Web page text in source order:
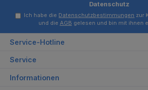
Datenschutz
Ich habe die Datenschutzbestimmungen zur
und die AGB gelesen und bin mit ihnen
Service-Hotline
Service
Informationen